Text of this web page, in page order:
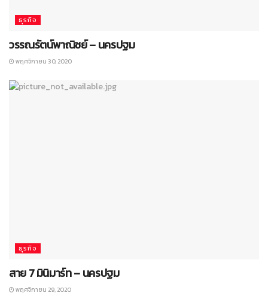
ธุรกิจ
วรรณรัตน์พาณิชย์ – นครปฐม
พฤศจิกายน 30, 2020
ธุรกิจ
สาย 7 มินิมาร์ท – นครปฐม
พฤศจิกายน 29, 2020